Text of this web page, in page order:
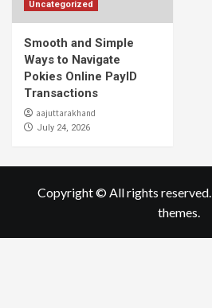
Uncategorized
Smooth and Simple
Ways to Navigate
Pokies Online PayID
Transactions
aajuttarakhand
July 24, 2026
Copyright © All rights reserved.
themes.